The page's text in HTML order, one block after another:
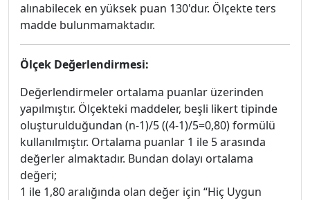
alınabilecek en yüksek puan 130'dur. Ölçekte ters
madde bulunmamaktadır.
Ölçek Değerlendirmesi:
Değerlendirmeler ortalama puanlar üzerinden
yapılmıştır. Ölçekteki maddeler, beşli likert tipinde
oluşturulduğundan (n-1)/5 ((4-1)/5=0,80) formülü
kullanılmıştır. Ortalama puanlar 1 ile 5 arasında
değerler almaktadır. Bundan dolayı ortalama
değeri;
1 ile 1,80 aralığında olan değer için “Hiç Uygun